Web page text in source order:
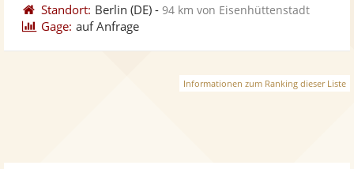
Standort: Berlin (DE) -94 km von Eisenhüttenstadt
Gage: auf Anfrage
Informationen zum Ranking dieser Liste